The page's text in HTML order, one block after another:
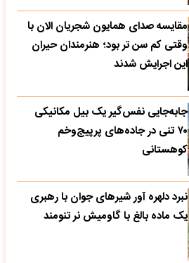
مقایسه صدای همایون شجریان الان با
وقتی کم سن تر بود؛ هنرمندان حیران
این اجرایش شدند
جابه‌جایی نفس‌گیر یک بیل مکانیکی
۷۰ تنی در جاده‌های پرپیچ‌وخم
کوهستانی
نبرد دلهره آور شیرهای جوان با رهبری
یک ماده بالغ با گاومیش نر تنومند